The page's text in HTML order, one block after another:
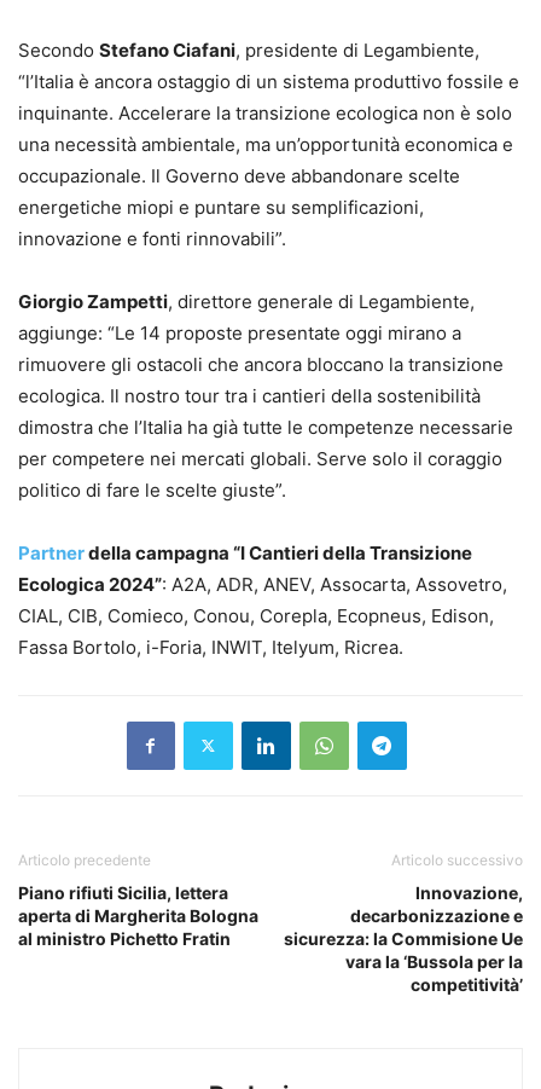
Secondo Stefano Ciafani, presidente di Legambiente,
“l’Italia è ancora ostaggio di un sistema produttivo fossile e
inquinante. Accelerare la transizione ecologica non è solo
una necessità ambientale, ma un’opportunità economica e
occupazionale. Il Governo deve abbandonare scelte
energetiche miopi e puntare su semplificazioni,
innovazione e fonti rinnovabili”.
Giorgio Zampetti, direttore generale di Legambiente,
aggiunge: “Le 14 proposte presentate oggi mirano a
rimuovere gli ostacoli che ancora bloccano la transizione
ecologica. Il nostro tour tra i cantieri della sostenibilità
dimostra che l’Italia ha già tutte le competenze necessarie
per competere nei mercati globali. Serve solo il coraggio
politico di fare le scelte giuste”.
Partnerdella campagna “I Cantieri della Transizione
Ecologica 2024”: A2A, ADR, ANEV, Assocarta, Assovetro,
CIAL, CIB, Comieco, Conou, Corepla, Ecopneus, Edison,
Fassa Bortolo, i-Foria, INWIT, Itelyum, Ricrea.
Articolo precedente
Piano rifiuti Sicilia, lettera
aperta di Margherita Bologna
al ministro Pichetto Fratin
Articolo successivo
Innovazione,
decarbonizzazione e
sicurezza: la Commisione Ue
vara la ‘Bussola per la
competitività’